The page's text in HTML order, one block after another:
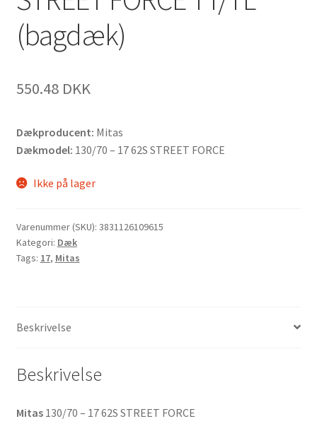
(bagdæk)
550.48 DKK
Dækproducent: Mitas
Dækmodel: 130/70 – 17 62S STREET FORCE
Ikke på lager
Varenummer (SKU): 3831126109615
Kategori: Dæk
Tags: 17, Mitas
Beskrivelse
Beskrivelse
Mitas 130/70 – 17 62S STREET FORCE